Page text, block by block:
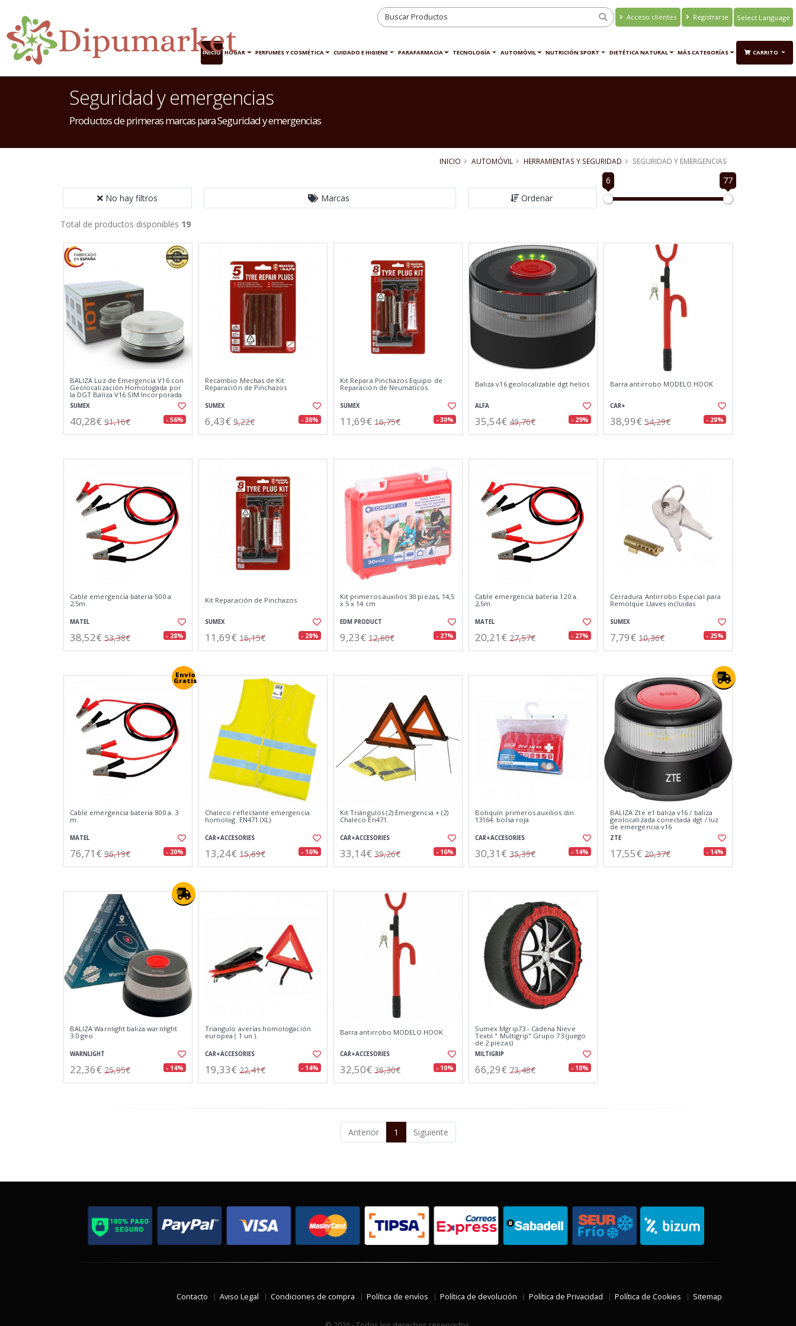
Acceso clientes Registrarse
Translate
INICIO HOGAR PERFUMES Y COSMÉTICA CUIDADO E HIGIENE PARAFARMACIA TECNOLOGÍA AUTOMÓVIL NUTRICIÓN SPORT DIETÉTICA NATURAL MÁS CATEGORÍAS CARRITO
Seguridad y emergencias
Productos de primeras marcas para Seguridad y emergencias
INICIO AUTOMÓVIL HERRAMIENTAS Y SEGURIDAD SEGURIDAD Y EMERGENCIAS
No hay filtros Marcas Ordenar
6 77
Total de productos disponibles 19
BALIZA Luz de Emergencia V16 con
Geolocalización Homologada por
la DGT Baliza V16 SIM Incorporada
Clasificación IP-54
SUMEX
40,28€ 91,16€ - 56%
Recambio Mechas de Kit
Reparación de Pinchazos
SUMEX
6,43€ 9,22€ - 30%
Kit Repara Pinchazos Equipo de
Reparación de Neumáticos
SUMEX
11,69€ 16,75€ - 30%
Baliza v16 geolocalizable dgt helios
ALFA
35,54€ 49,76€ - 29%
Barra antirrobo MODELO HOOK
CAR+
38,99€ 54,29€ - 28%
Cable emergencia bateria 500 a.
2,5m.
MATEL
38,52€ 53,38€ - 28%
Kit Reparación de Pinchazos
SUMEX
11,69€ 16,15€ - 28%
Kit primeros auxilios 30 piezas, 14,5
x 5 x 14 cm
EDM PRODUCT
9,23€ 12,60€ - 27%
Cable emergencia bateria 120 a.
2,5m.
MATEL
20,21€ 27,57€ - 27%
Cerradura Antirrobo Especial para
Remolque Llaves incluidas
SUMEX
7,79€ 10,36€ - 25%
Envío
Gratis
Cable emergencia bateria 800 a. 3
m.
MATEL
76,71€ 96,19€ - 20%
Chaleco reflectante emergencia
homolog. EN471 (XL)
CAR+ACCESORIES
13,24€ 15,69€ - 16%
Kit Triángulos (2) Emergencia + (2)
Chaleco En471.
CAR+ACCESORIES
33,14€ 39,26€ - 16%
Botiquín primeros auxilios din
13164. bolsa roja
CAR+ACCESORIES
30,31€ 35,39€ - 14%
BALIZA Zte e1 baliza v16 / baliza
geolocalizada conectada dgt / luz
de emergencia v16
ZTE
17,55€ 20,37€ - 14%
BALIZA Warnlight baliza warnlight
3.0 geo
WARNLIGHT
22,36€ 25,95€ - 14%
Triangulo averías homologación
europea ( 1 un ).
CAR+ACCESORIES
19,33€ 22,41€ - 14%
Barra antirrobo MODELO HOOK
CAR+ACCESORIES
32,50€ 36,30€ - 10%
Sumex Mgrip73 - Cadena Nieve
Textil " Multigrip" Grupo 73 (juego
de 2 piezas)
MILTIGRIP
66,29€ 73,48€ - 10%
Anterior 1 Siguiente
Contacto Aviso Legal Condiciones de compra Política de envíos Política de devolución Política de Privacidad Política de Cookies Sitemap